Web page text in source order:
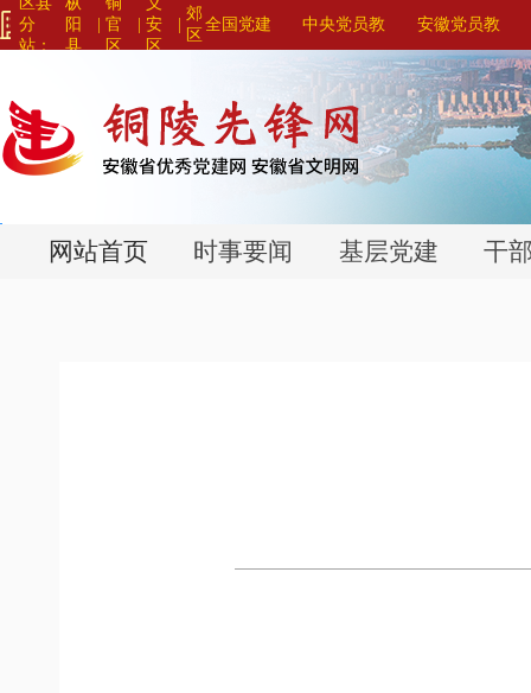
分
站：
阳
县
官
区
|安
区
|
郊
区
全国党建 中央党员教
育系列平台>
>
安徽党员教
育系列平台>
>
网站首页 时事要闻 基层党建 干